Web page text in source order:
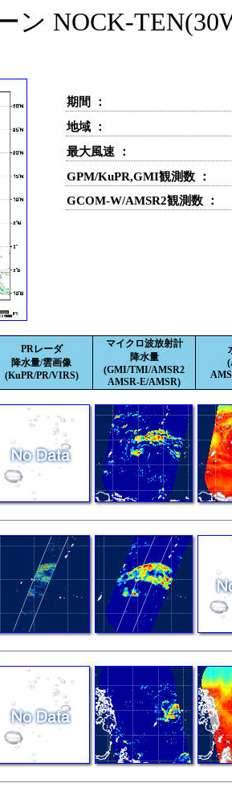
ン NOCK-
期間 ：
地域 ：
最大風速 ：
GPM/KuPR,GMI観測数 ：
GCOM-W/AMSR2観測数 ：
PRレーダ
降水量/雲画像
(KuPR/PR/VIRS)
マイクロ波放射計
降水量
(GMI/TMI/AMSR2
AMSR-E/AMSR)